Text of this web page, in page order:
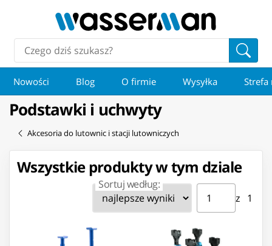
Nowości Blog O firmie Wysyłka Strefa
Podstawki i uchwyty
Akcesoria do lutownic i stacji lutowniczych
Wszystkie produkty w tym dziale
Sortuj według: Strona ⁨1⁩ z ⁨1⁩
z ⁨1⁩
Przejdź do strony